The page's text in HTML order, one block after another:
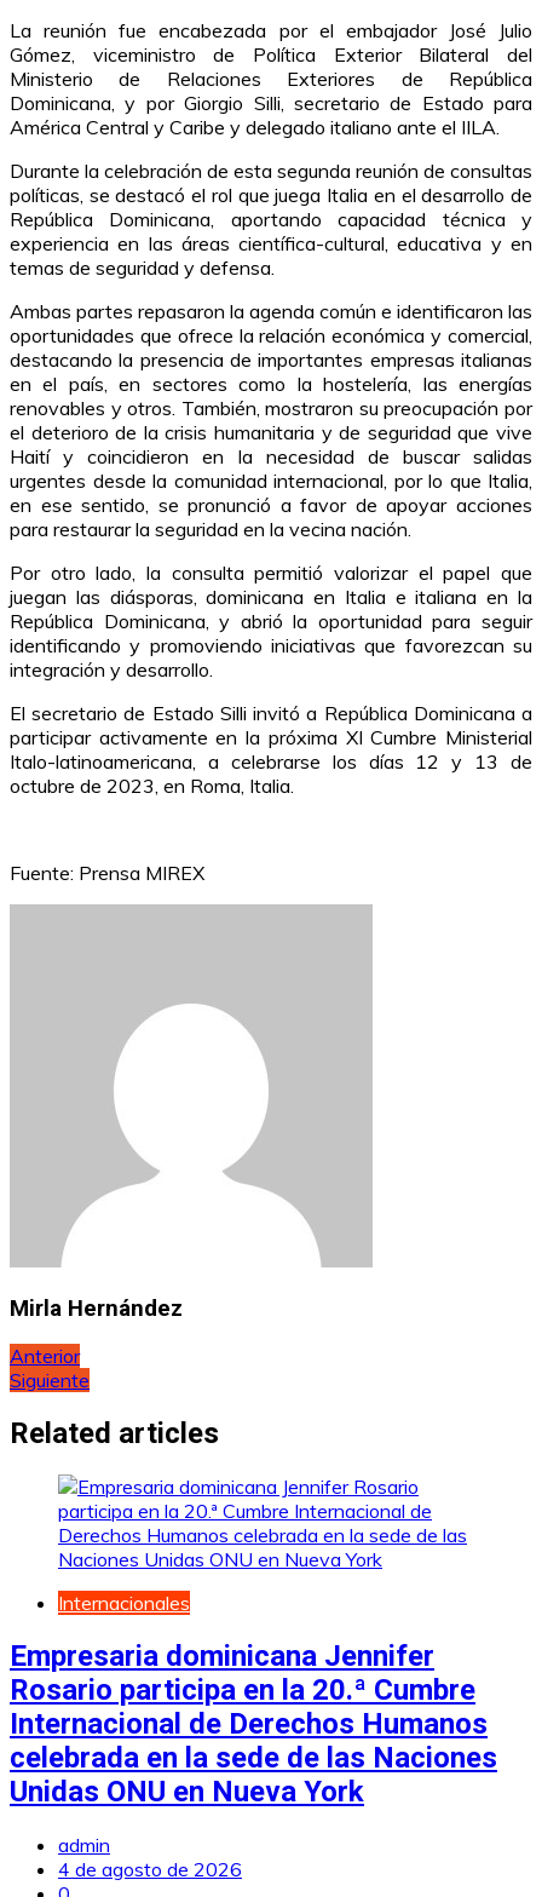
La reunión fue encabezada por el embajador José Julio
Gómez, viceministro de Política Exterior Bilateral del
Ministerio de Relaciones Exteriores de República
Dominicana, y por Giorgio Silli, secretario de Estado para
América Central y Caribe y delegado italiano ante el IILA.
Durante la celebración de esta segunda reunión de consultas
políticas, se destacó el rol que juega Italia en el desarrollo de
República Dominicana, aportando capacidad técnica y
experiencia en las áreas científica-cultural, educativa y en
temas de seguridad y defensa.
Ambas partes repasaron la agenda común e identificaron las
oportunidades que ofrece la relación económica y comercial,
destacando la presencia de importantes empresas italianas
en el país, en sectores como la hostelería, las energías
renovables y otros. También, mostraron su preocupación por
el deterioro de la crisis humanitaria y de seguridad que vive
Haití y coincidieron en la necesidad de buscar salidas
urgentes desde la comunidad internacional, por lo que Italia,
en ese sentido, se pronunció a favor de apoyar acciones
para restaurar la seguridad en la vecina nación.
Por otro lado, la consulta permitió valorizar el papel que
juegan las diásporas, dominicana en Italia e italiana en la
República Dominicana, y abrió la oportunidad para seguir
identificando y promoviendo iniciativas que favorezcan su
integración y desarrollo.
El secretario de Estado Silli invitó a República Dominicana a
participar activamente en la próxima XI Cumbre Ministerial
Italo-latinoamericana, a celebrarse los días 12 y 13 de
octubre de 2023, en Roma, Italia.
Fuente: Prensa MIREX
Mirla Hernández
Navegación
de
entradas
Anterior
Siguiente
Related articles
Internacionales
Empresaria dominicana Jennifer
Rosario participa en la 20.ª Cumbre
Internacional de Derechos Humanos
celebrada en la sede de las Naciones
Unidas ONU en Nueva York
admin
4 de agosto de 2026